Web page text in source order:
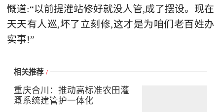
慨道:“以前提灌站修好就没人管,成了摆设。现在
天天有人巡,坏了立刻修,这才是为咱们老百姓办
实事!”
相关推荐 /
重庆合川：推动高标准农田灌
溉系统建管护一体化